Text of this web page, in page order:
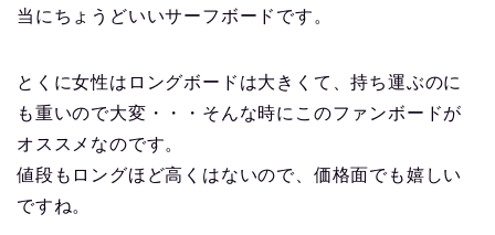
当にちょうどいいサーフボードです。
とくに女性はロングボードは大きくて、持ち運ぶのに
も重いので大変・・・そんな時にこのファンボードが
オススメなのです。
値段もロングほど高くはないので、価格面でも嬉しい
ですね。